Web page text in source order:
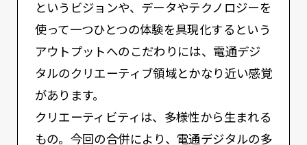
というビジョンや、データやテクノロジーを
使って一つひとつの体験を具現化するという
アウトプットへのこだわりには、電通デジ
タルのクリエーティブ領域とかなり近い感覚
があります。
クリエーティビティは、多様性から生まれる
もの。今回の合併により、電通デジタルの多